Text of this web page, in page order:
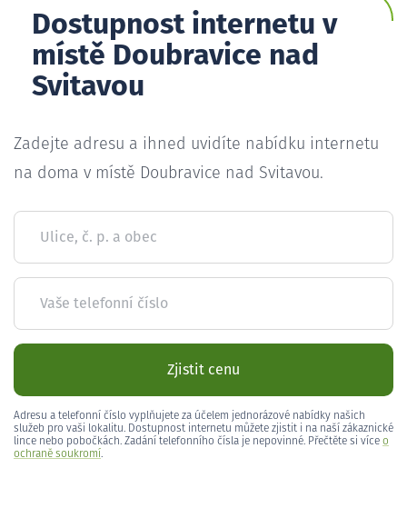
Dostupnost internetu v
místě Doubravice nad
Svitavou
Zadejte adresu a ihned uvidíte nabídku internetu
na doma v místě Doubravice nad Svitavou.
Ulice, č. p. a obec
Vaše telefonní číslo
Zjistit cenu
Adresu a telefonní číslo vyplňujete za účelem jednorázové nabídky našich
služeb pro vaši lokalitu. Dostupnost internetu můžete zjistit i na naší zákaznické
lince nebo pobočkách. Zadání telefonního čísla je nepovinné. Přečtěte si více o
ochraně soukromí.